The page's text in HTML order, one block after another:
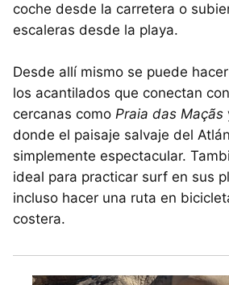
coche desde la carretera o
escaleras desde la playa.
Desde allí mismo se puede hacer
los acantilados que conectan
cercanas como Praia das Maçãs
donde el paisaje salvaje del
simplemente espectacular.
ideal para practicar surf en sus
incluso hacer una ruta en
costera.